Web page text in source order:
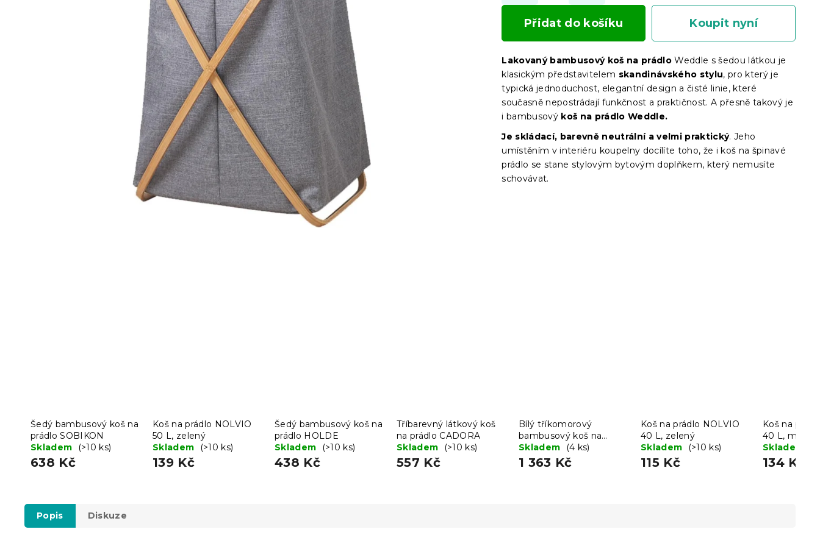
Přidat do košíku Koupit nyní
Lakovaný bambusový koš na prádlo Weddle s šedou látkou je
klasickým představitelem skandinávského stylu, pro který je
typická jednoduchost, elegantní design a čisté linie, které
současně nepostrádají funkčnost a praktičnost. A přesně takový je
i bambusový koš na prádlo Weddle.
Je skládací, barevně neutrální a velmi praktický. Jeho
umístěním v interiéru koupelny docílíte toho, že i koš na špinavé
prádlo se stane stylovým bytovým doplňkem, který nemusíte
schovávat.
Šedý bambusový koš na
prádlo SOBIKON
Skladem
(>10 ks)
638 Kč
Koš na prádlo NOLVIO
50 L, zelený
Skladem
(>10 ks)
139 Kč
Šedý bambusový koš na
prádlo HOLDE
Skladem
(>10 ks)
438 Kč
Tříbarevný látkový koš
na prádlo CADORA
Skladem
(>10 ks)
557 Kč
Bílý tříkomorový
bambusový koš na
prádlo LECEBY
Skladem (4 ks)
1 363 Kč
Koš na prádlo NOLVIO
40 L, zelený
Skladem
(>10 ks)
115 Kč
Koš na
40 L,
Skladem
134 Kč
Popis Diskuze